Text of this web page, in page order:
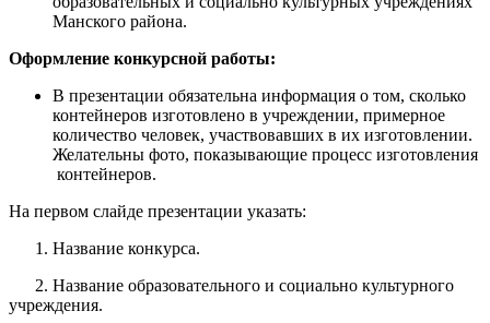
Манского района.
Оформление конкурсной работы:
В презентации обязательна информация о том, сколько
контейнеров изготовлено в учреждении, примерное
количество человек, участвовавших в их изготовлении.
Желательны фото, показывающие процесс изготовления
контейнеров.
На первом слайде презентации указать:
1. Название конкурса.
2. Название образовательного и социально культурного
учреждения.